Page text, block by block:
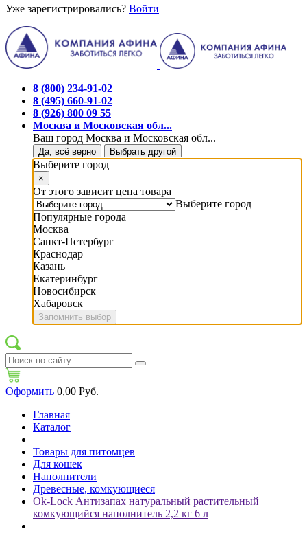
Уже зарегистрировались? Войти
8 (800) 234-91-02
8 (495) 660-91-02
8 (926) 800 09 55
Москва и Московская обл...
Ваш город Москва и Московская обл...
Да, всё верно Выбрать другой
Выберите город
×
От этого зависит цена товара
Выберите город
Популярные города
Москва
Санкт-Петербург
Краснодар
Казань
Екатеринбург
Новосибирск
Хабаровск
Запомнить выбор
Оформить 0,00 Руб.
Главная
Каталог
Товары для питомцев
Для кошек
Наполнители
Древесные, комкующиеся
Ok-Lock Антизапах натуральный растительный
комкующийся наполнитель 2,2 кг 6 л